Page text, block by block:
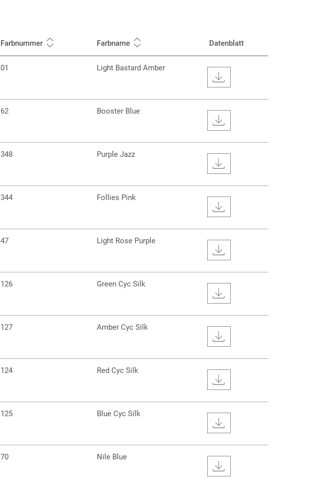
Farbnummer Farbname Datenblatt
01 Light Bastard Amber
62 Booster Blue
348 Purple Jazz
344 Follies Pink
47 Light Rose Purple
126 Green Cyc Silk
127 Amber Cyc Silk
124 Red Cyc Silk
125 Blue Cyc Silk
70 Nile Blue